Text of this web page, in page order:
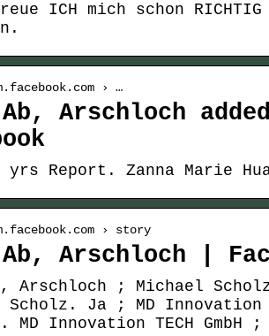
ICH mich schon
› …
Arschloch
Report. Zanna Marie
› story
Arschloch |
Arschloch ; Michael
Scholz. Ja ; MD Innovation
MD Innovation TECH GmbH